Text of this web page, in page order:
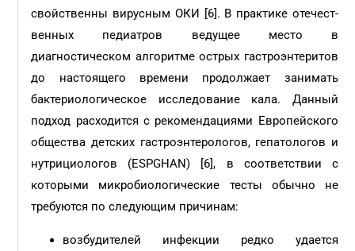
свойственны вирусным ОКИ [6]. В практике отечест­
венных педиатров ведущее место в
диагностическом алгоритме острых гастроэнтеритов
до настоящего времени продолжает занимать
бактериологическое исследование кала. Данный
подход расходится с рекомендациями Европейского
общества детских гастроэнтерологов, гепатологов и
нутрициологов (ESPGHAN) [6], в соответствии с
которыми микробиологические тесты обычно не
требуются по следующим причинам:
возбудителей инфекции редко удается